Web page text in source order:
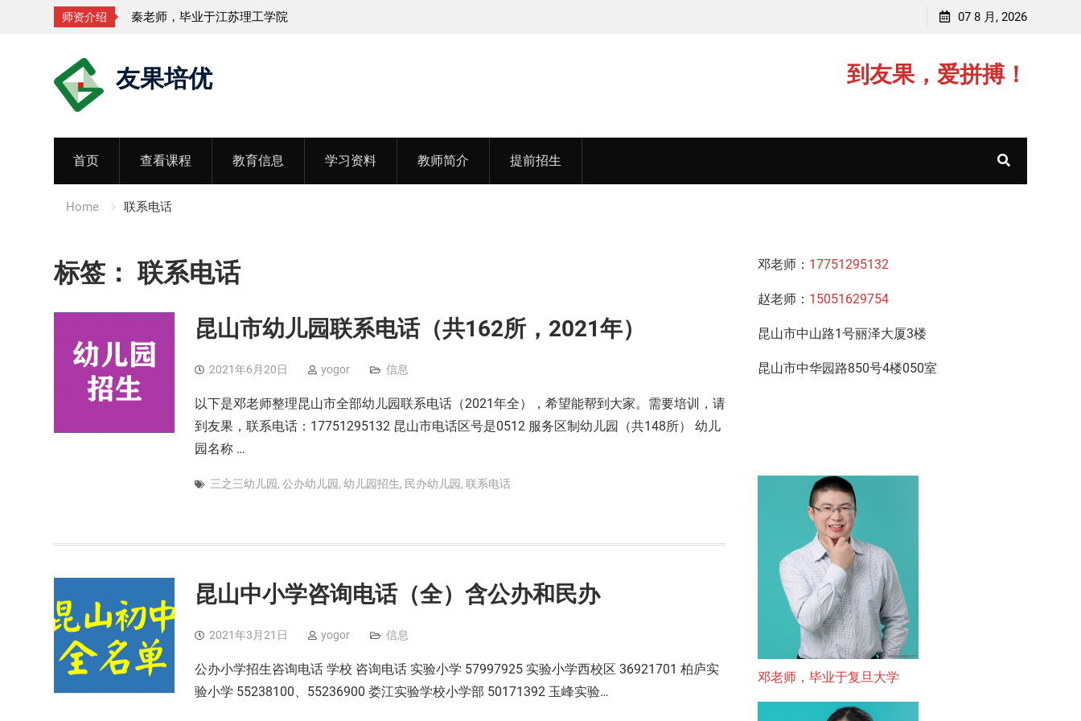
师资介绍 秦老师，毕业于江苏理工学院 07 8 月, 2026
友果培优 到友果，爱拼搏！
首页 查看课程 教育信息 学习资料 教师简介 提前招生
Home 联系电话
标签： 联系电话
昆山市幼儿园联系电话（共162所，2021年）
2021年6月20日 yogor 信息
以下是邓老师整理昆山市全部幼儿园联系电话（2021年全），希望能帮到大家。需要培训，请
到友果，联系电话：17751295132 昆山市电话区号是0512 服务区制幼儿园（共148所） 幼儿
园名称 …
三之三幼儿园, 公办幼儿园, 幼儿园招生, 民办幼儿园, 联系电话
昆山中小学咨询电话（全）含公办和民办
2021年3月21日 yogor 信息
公办小学招生咨询电话 学校 咨询电话 实验小学 57997925 实验小学西校区 36921701 柏庐实
验小学 55238100、55236900 娄江实验学校小学部 50171392 玉峰实验…
邓老师： 17751295132
赵老师： 15051629754
昆山市中山路1号丽泽大厦3楼
昆山市中华园路850号4楼050室
邓老师，毕业于复旦大学